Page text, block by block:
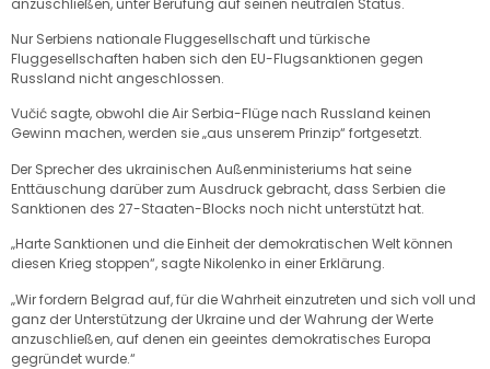
Nur Serbiens nationale Fluggesellschaft und türkische
Fluggesellschaften haben sich den EU-Flugsanktionen gegen
Russland nicht angeschlossen.
Vučić sagte, obwohl die Air Serbia-Flüge nach Russland keinen
Gewinn machen, werden sie „aus unserem Prinzip“ fortgesetzt.
Der Sprecher des ukrainischen Außenministeriums hat seine
Enttäuschung darüber zum Ausdruck gebracht, dass Serbien die
Sanktionen des 27-Staaten-Blocks noch nicht unterstützt hat.
„Harte Sanktionen und die Einheit der demokratischen Welt können
diesen Krieg stoppen“, sagte Nikolenko in einer Erklärung.
„Wir fordern Belgrad auf, für die Wahrheit einzutreten und sich voll und
ganz der Unterstützung der Ukraine und der Wahrung der Werte
anzuschließen, auf denen ein geeintes demokratisches Europa
gegründet wurde.“